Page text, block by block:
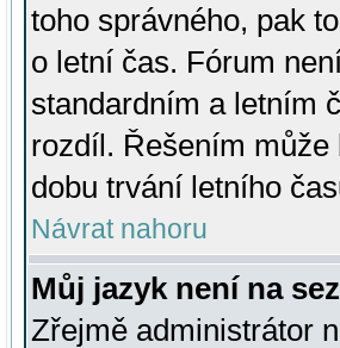
toho správného, pak
o letní čas. Fórum
standardním a letním
rozdíl. Řešením může
dobu trvání letního
Návrat nahoru
Můj jazyk není na
Zřejmě administrátor